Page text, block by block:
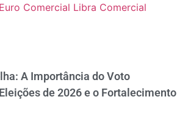
Euro Comercial Libra Comercial
A Importância do Voto
de 2026 e o Fortalecimento